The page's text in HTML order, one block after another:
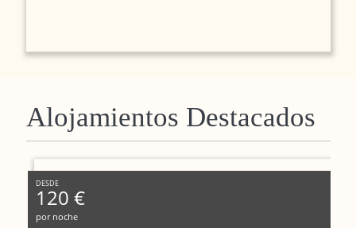
Alojamientos Destacados
DESDE
120 €
por noche